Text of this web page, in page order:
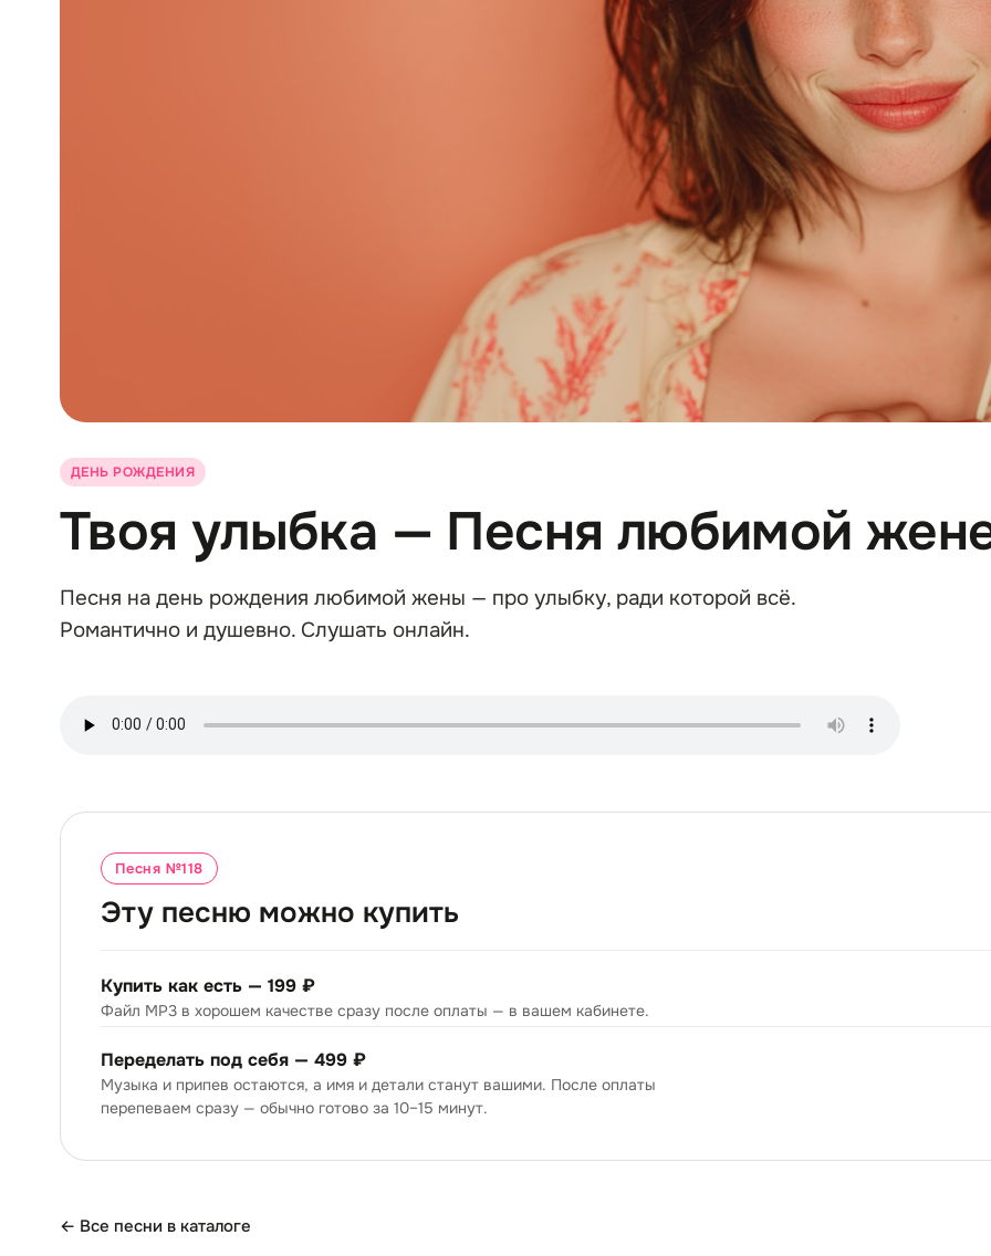
ДЕНЬ РОЖДЕНИЯ
Твоя улыбка — Песня любимой
Песня на день рождения любимой жены — про улыбку, ради которой всё.
Романтично и душевно. Слушать онлайн.
Песня №118
Эту песню можно купить
Купить как есть — 199 ₽
Файл MP3 в хорошем качестве сразу после оплаты — в вашем кабинете.
Переделать под себя — 499 ₽
Музыка и припев остаются, а имя и детали станут вашими. После оплаты
перепеваем сразу — обычно готово за 10–15 минут.
← Все песни в каталоге